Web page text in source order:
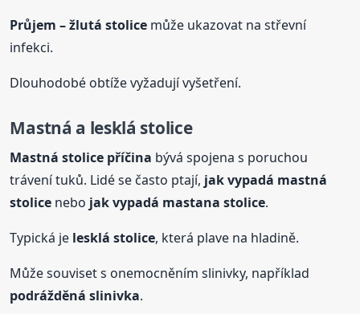
Průjem –žlutá stolice může ukazovat na střevní
infekci.
Dlouhodobé obtíže vyžadují vyšetření.
Mastná a lesklá stolice
Mastnástolice příčina bývá spojena s poruchou
trávení tuků. Lidé se často ptají, jak vypadá mastná
stolice nebo jak vypadá mastanastolice.
Typická je lesklástolice, která plave na hladině.
Může souviset s onemocněním slinivky, například
podrážděná slinivka.